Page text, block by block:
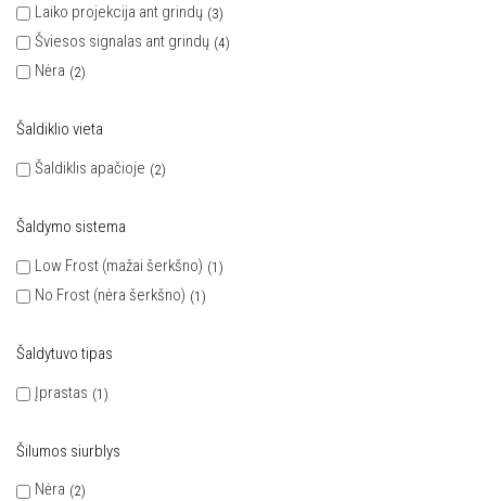
Laiko projekcija ant grindų
3
Šviesos signalas ant grindų 4
Nėra 2
Šaldiklio vieta
Šaldiklis apačioje
2
Šaldymo sistema
Low Frost (mažai šerkšno)
1
No Frost (nėra šerkšno) 1
Šaldytuvo tipas
Įprastas
1
Šilumos siurblys
Nėra
2